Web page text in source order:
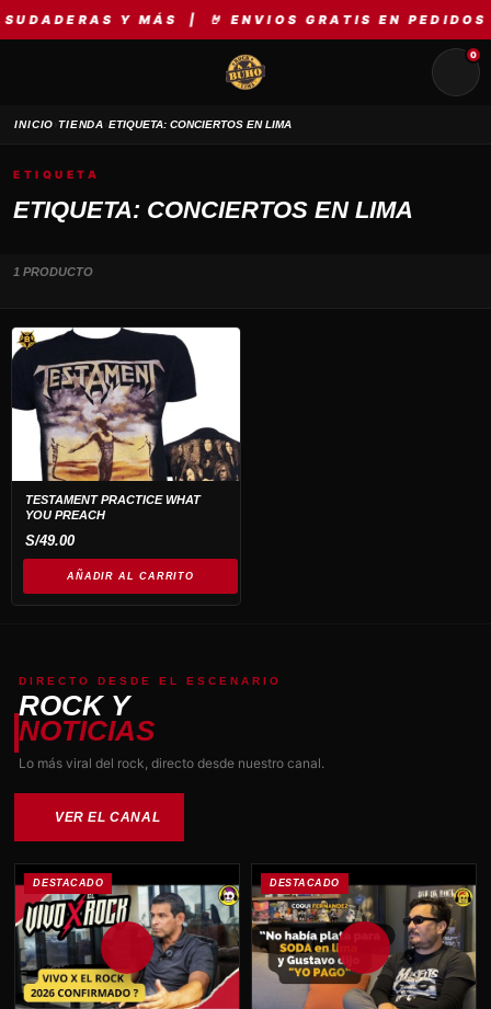
Y MÁS | 🤘 ENVIOS GRATIS EN
0
INICIO›TIENDA›ETIQUETA: CONCIERTOS EN LIMA
ETIQUETA
ETIQUETA: CONCIERTOS EN LIMA
1 PRODUCTO
TESTAMENT PRACTICE WHAT
YOU PREACH
S/49.00
AÑADIR AL CARRITO
DIRECTO DESDE EL ESCENARIO
ROCK Y
NOTICIAS
Lo más viral del rock, directo desde nuestro canal.
VER EL CANAL
DESTACADO DESTACADO